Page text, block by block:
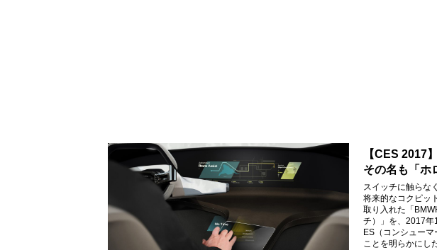
【CES 2017
その名も「ホ
スイッチに触らな
将来的なコクピッ
取り入れた「
チ）」を、2017年
ES（コンシュー
ことを明らかにし